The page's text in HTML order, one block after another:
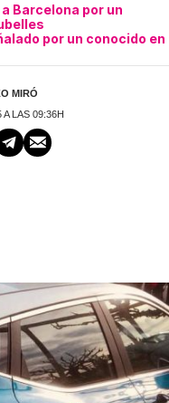
Barcelona por un
por un conocido en
MIRÓ
LAS 09:36H